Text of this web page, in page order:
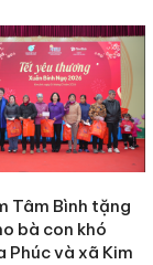
Tâm Bình tặng
bà con khó
Phúc và xã Kim